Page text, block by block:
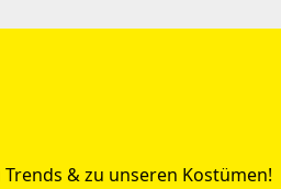
& zu unseren Kostümen!